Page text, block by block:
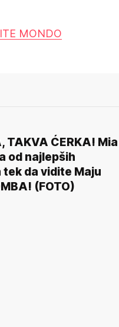
MONDO
TAKVA ĆERKA! Mia
od najlepših
da vidite Maju
(FOTO)